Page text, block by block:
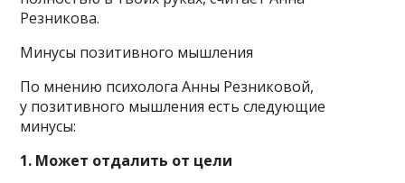
Резникова.
Минусы позитивного мышления
По мнению психолога Анны Резниковой,
у позитивного мышления есть следующие
минусы:
1. Может отдалить от цели